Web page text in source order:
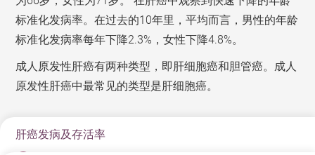
标准化发病率。在过去的10年里，平均而言，男性的年龄
标准化发病率每年下降2.3%，女性下降4.8%。
成人原发性肝癌有两种类型，即肝细胞癌和胆管癌。成人
原发性肝癌中最常见的类型是肝细胞癌。
肝癌发病及存活率